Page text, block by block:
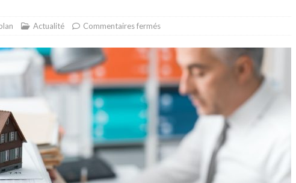
Actualité Commentaires fermés